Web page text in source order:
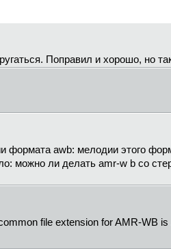
Поправил и хорошо, но
формата awb: мелодии этого
можно ли делать amr-w b со
file extension for AMR-WB